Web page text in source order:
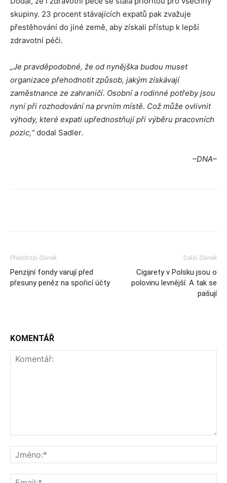
skupiny. 23 procent stávajících expatů pak zvažuje
přestěhování do jiné země, aby získali přístup k lepší
zdravotní péči.
„Je pravděpodobné, že od nynějška budou muset
organizace přehodnotit způsob, jakým získávají
zaměstnance ze zahraničí. Osobní a rodinné potřeby jsou
nyní při rozhodování na prvním místě. Což může ovlivnit
výhody, které expati upřednostňují při výběru pracovních
pozic,“dodal Sadler.
–DNA–
Předchozí článek
Penzijní fondy varují před
přesuny peněz na spořicí účty
Další článek
Cigarety v Polsku jsou o
polovinu levnější. A tak se
pašují
KOMENTÁŘ